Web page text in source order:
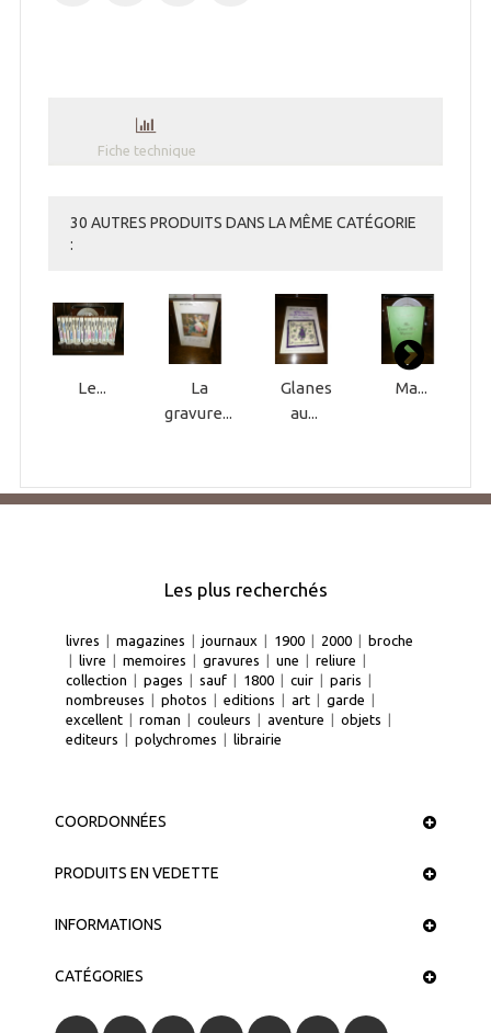
Fiche technique
30 AUTRES PRODUITS DANS LA MÊME CATÉGORIE
:
Le...
La
gravure...
Glanes
au...
Ma...
Les plus recherchés
livres | magazines | journaux | 1900 | 2000 | broche
| livre | memoires | gravures | une | reliure |
collection | pages | sauf | 1800 | cuir | paris |
nombreuses | photos | editions | art | garde |
excellent | roman | couleurs | aventure | objets |
editeurs | polychromes | librairie
COORDONNÉES
PRODUITS EN VEDETTE
INFORMATIONS
CATÉGORIES